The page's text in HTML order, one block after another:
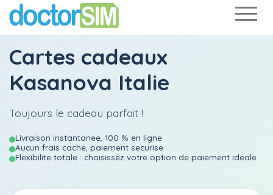
Cartes cadeaux
Kasanova Italie
Toujours le cadeau parfait !
Livraison instantanee, 100 % en ligne
Aucun frais cache, paiement securise
Flexibilite totale : choisissez votre option de paiement ideale